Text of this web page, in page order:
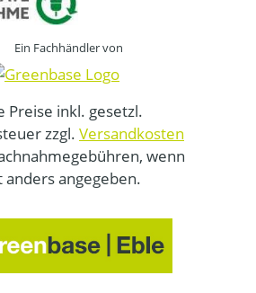
Ein Fachhändler von
Preise inkl. gesetzl.
zzgl. Versandkosten
wenn
anders angegeben.